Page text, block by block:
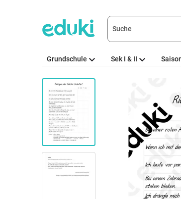
Grundschule Sek I & II